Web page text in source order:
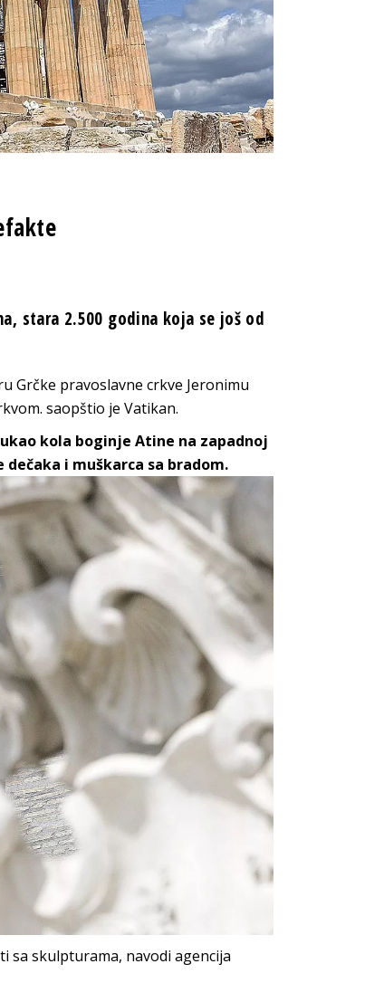
stara 2.500 godina koja se još od
Grčke pravoslavne crkve Jeronimu
saopštio je Vatikan.
kola boginje Atine na zapadnoj
i muškarca sa bradom.
sa skulpturama, navodi agencija